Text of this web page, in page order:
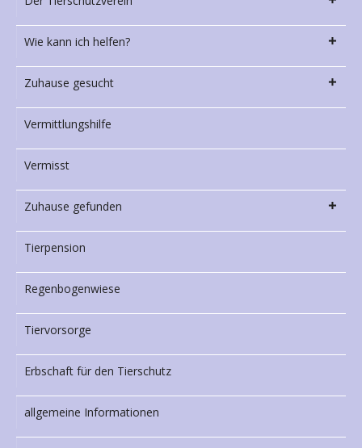
Wie kann ich helfen?
Zuhause gesucht
Vermittlungshilfe
Vermisst
Zuhause gefunden
Tierpension
Regenbogenwiese
Tiervorsorge
Erbschaft für den Tierschutz
allgemeine Informationen